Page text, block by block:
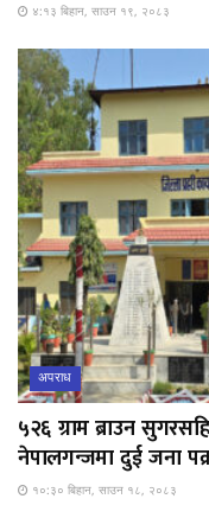
४:१३ बिहान, साउन १९, २०८३
अपराध
५२६ ग्राम ब्राउन
नेपालगन्जमा दुई जना
१०:३० बिहान, साउन १८, २०८३